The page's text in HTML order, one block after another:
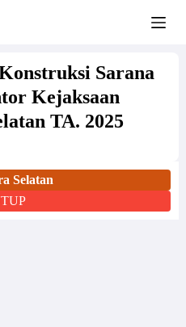
Sarana
Kejaksaan
TA. 2025
Selatan